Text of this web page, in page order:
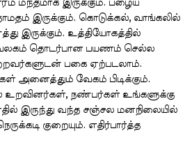
மந்தமாக இருக்கும். பழைய
இருக்கும். கொடுக்கல், வாங்கலில்
இருக்கும். உத்தியோகத்தில்
தொடர்பான பயணம் செல்ல
பகை ஏற்படலாம்.
அனைத்தும் வேகம் பிடிக்கும்.
உறவினர்கள், நண்பர்கள் உங்களுக்கு
இருந்து வந்த சஞ்சல மனநிலையில்
குறையும். எதிர்பார்த்த